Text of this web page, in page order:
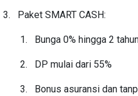
Paket SMART CASH:
Bunga 0% hingga 2
DP mulai dari 55%
Bonus asuransi dan